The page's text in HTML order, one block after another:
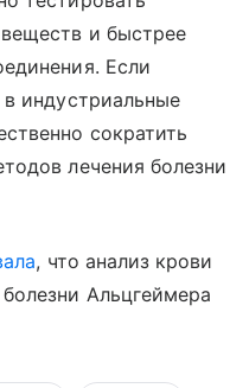
и быстрее
Если
в индустриальные
сократить
лечения болезни
, что анализ крови
Альцгеймера